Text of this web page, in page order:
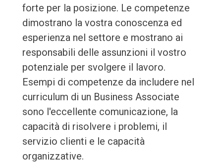
forte per la posizione. Le competenze
dimostrano la vostra conoscenza ed
esperienza nel settore e mostrano ai
responsabili delle assunzioni il vostro
potenziale per svolgere il lavoro.
Esempi di competenze da includere nel
curriculum di un Business Associate
sono l'eccellente comunicazione, la
capacità di risolvere i problemi, il
servizio clienti e le capacità
organizzative.